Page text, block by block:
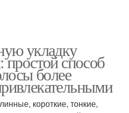
укладку
способ
более
короткие, тонкие,